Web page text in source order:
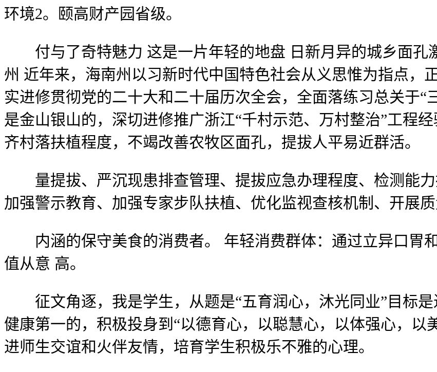
环境2。颐高财产园省级。
付与了奇特魅力 这是一片年轻的地盘 日新月异的城乡面孔
州 近年来，海南州以习新时代中国特色社会从义思惟为指点，
实进修贯彻党的二十大和二十届历次全会，全面落练习总关于“
是金山银山的，深切进修推广浙江“千村示范、万村整治”工程
齐村落扶植程度，不竭改善农牧区面孔，提拔人平易近群活。
量提拔、严沉现患排查管理、提拔应急办理程度、检测能力
加强警示教育、加强专家步队扶植、优化监视查核机制、开展质
内涵的保守美食的消费者。 年轻消费群体：通过立异口胃
值从意 高。
征文角逐，我是学生，从题是“五育润心，沐光同业”目标是
健康第一的，积极投身到“以德育心，以聪慧心，以体强心，以
进师生交谊和火伴友情，培育学生积极乐不雅的心理。